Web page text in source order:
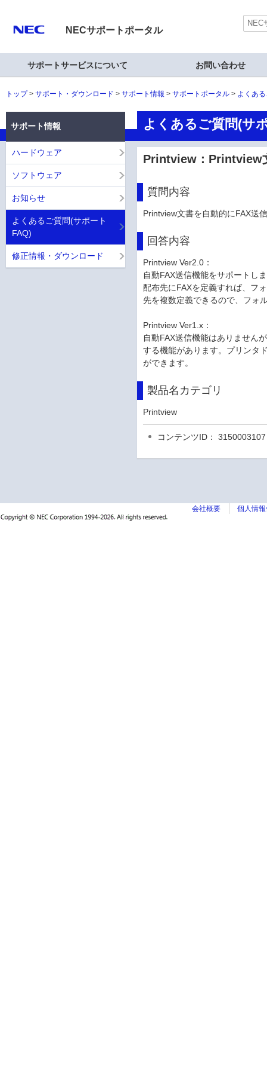
NECサポートポータル
サポートサービスについて お問い合わせ
トップ サポート・ダウンロード サポート情報 サポートポータル よくあ
よくあるご質問(サ
Printview：Printview
質問内容
Printview文書を自動的にFAX送
回答内容
Printview Ver2.0：
自動FAX送信機能をサポートし
配布先にFAXを定義すれば、フ
先を複数定義できるので、フォ
Printview Ver1.x：
自動FAX送信機能はありません
する機能があります。プリンタ
ができます。
製品名カテゴリ
Printview
コンテンツID： 3150003107
サポート情報
ハードウェア
ソフトウェア
お知らせ
よくあるご質問(サポート
FAQ)
修正情報・ダウンロード
会社概要 個人情